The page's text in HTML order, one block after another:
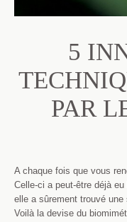
5
PAR
A chaque fois que vous
Celle-ci a peut-être déjà
elle a sûrement trouvé une
Voilà la devise du